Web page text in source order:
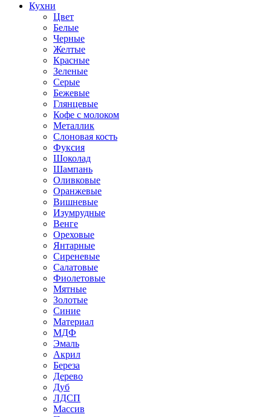
Кухни
Цвет
Белые
Черные
Желтые
Красные
Зеленые
Серые
Бежевые
Глянцевые
Кофе с молоком
Металлик
Слоновая кость
Фуксия
Шоколад
Шампань
Оливковые
Оранжевые
Вишневые
Изумрудные
Венге
Ореховые
Янтарные
Сиреневые
Салатовые
Фиолетовые
Мятные
Золотые
Синие
Материал
МДФ
Эмаль
Акрил
Береза
Дерево
Дуб
ЛДСП
Массив